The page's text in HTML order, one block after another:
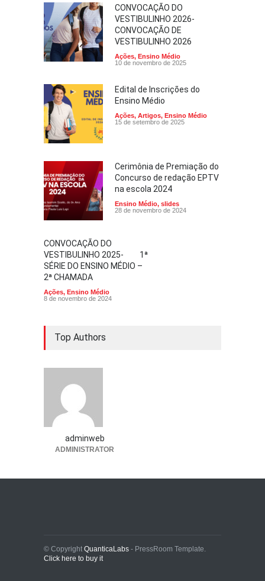
CONVOCAÇÃO DO
VESTIBULINHO 2026-
CONVOCAÇÃO DE
VESTIBULINHO 2026
Ações, Ensino Médio
10 de novembro de 2025
Edital de Inscrições do
Ensino Médio
Ações, Artigos, Ensino Médio
15 de setembro de 2025
Cerimônia de Premiação do
Concurso de redação EPTV
na escola 2024
Ensino Médio, slides
28 de novembro de 2024
CONVOCAÇÃO DO
VESTIBULINHO 2025- 1ª
SÉRIE DO ENSINO MÉDIO –
2ª CHAMADA
Ações, Ensino Médio
8 de novembro de 2024
Top Authors
adminweb
ADMINISTRATOR
© Copyright QuanticaLabs - PressRoom Template.
Click here to buy it